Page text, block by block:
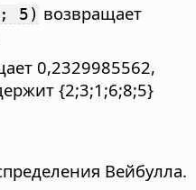
5) возвращает
0,2329985562,
{2;3;1;6;8;5}
Вейбулла.